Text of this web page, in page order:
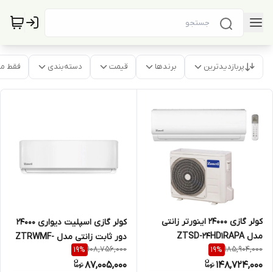
پربازدیدترین برندها قیمت دسته‌بندی فقط
کولر گازی 24000 اینورتر زانتی
مدل ZTSD-24HD1RAPA
185,904,000
19%
148,724,000
کولر گازی اسپلیت دیواری 24000
دور ثابت زانتی مدل ZTRWMF-
24HR2AEAW
108,756,000
19%
87,005,000